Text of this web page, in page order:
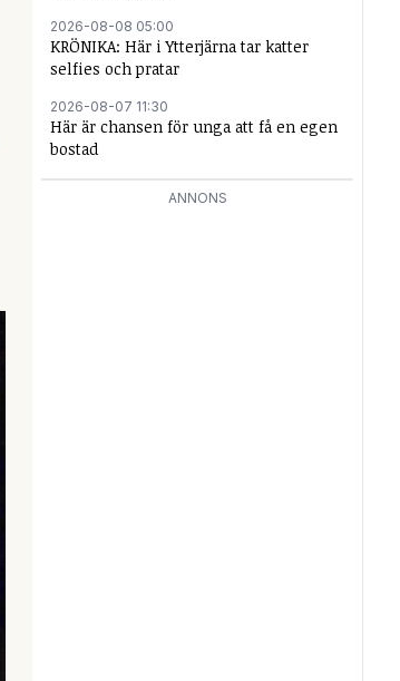
2026-08-08 05:00
KRÖNIKA: Här i Ytterjärna tar katter
selfies och pratar
2026-08-07 11:30
Här är chansen för unga att få en egen
bostad
ANNONS